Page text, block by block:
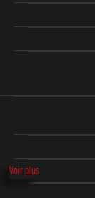
Voir plus